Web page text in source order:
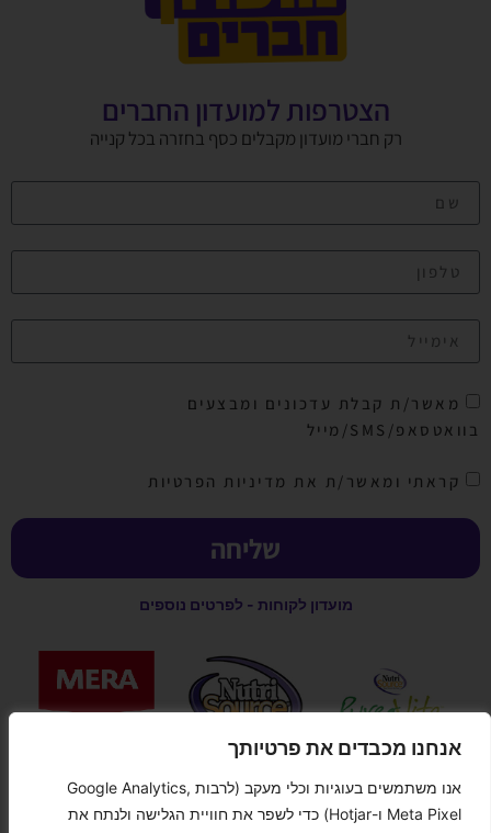
אנחנו מכבדים את פרטיותך
אנו משתמשים בעוגיות וכלי מעקב (לרבות Google Analytics,
Meta Pixel ו-Hotjar) כדי לשפר את חוויית הגלישה ולנתח את
הצטרפות למועדון החברים
רק חברי מועדון מקבלים כסף בחזרה בכל קנייה
מאשר/ת קבלת עדכונים ומבצעים
בוואטסאפ/SMS/מייל
קראתי ומאשר/ת את מדיניות הפרטיות
שליחה
מועדון לקוחות - לפרטים נוספים
קנייה מאובטחת